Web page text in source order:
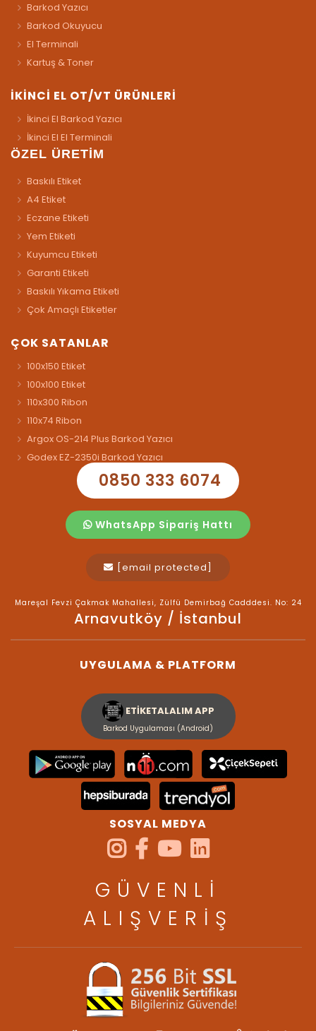
Barkod Yazıcı
Barkod Okuyucu
El Terminali
Kartuş & Toner
İKİNCİ EL OT/VT ÜRÜNLERİ
İkinci El Barkod Yazıcı
İkinci El El Terminali
ÖZEL ÜRETİM
Baskılı Etiket
A4 Etiket
Eczane Etiketi
Yem Etiketi
Kuyumcu Etiketi
Garanti Etiketi
Baskılı Yıkama Etiketi
Çok Amaçlı Etiketler
ÇOK SATANLAR
100x150 Etiket
100x100 Etiket
110x300 Ribon
110x74 Ribon
Argox OS-214 Plus Barkod Yazıcı
Godex EZ-2350i Barkod Yazıcı
0850 333 6074
WhatsApp Sipariş Hattı
[email protected]
Mareşal Fevzi Çakmak Mahallesi, Zülfü Demirbağ Cadddesi. No: 24
Arnavutköy / İstanbul
UYGULAMA & PLATFORM
ETİKETALALIM APP
Barkod Uygulaması (Android)
SOSYAL MEDYA
GÜVENLİ
ALIŞVERİŞ